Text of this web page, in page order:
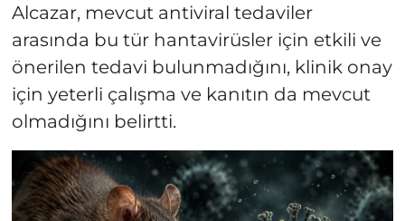
Alcazar, mevcut antiviral tedaviler
arasında bu tür hantavirüsler için etkili ve
önerilen tedavi bulunmadığını, klinik onay
için yeterli çalışma ve kanıtın da mevcut
olmadığını belirtti.